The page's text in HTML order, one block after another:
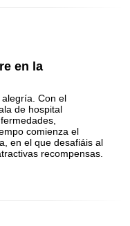
en la
Con el
de hospital
comienza el
en el que desafiáis al
recompensas.